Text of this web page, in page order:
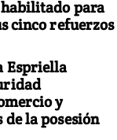
habilitado para
cinco refuerzos
Espriella
y
la posesión